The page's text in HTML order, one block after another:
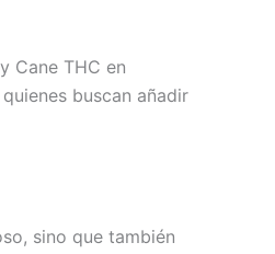
Cane THC en
buscan añadir
sino que también